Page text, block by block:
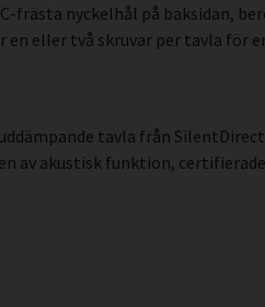
frästa nyckelhål på baksidan,
eller två skruvar per tavla för
tavla från
av akustisk funktion,